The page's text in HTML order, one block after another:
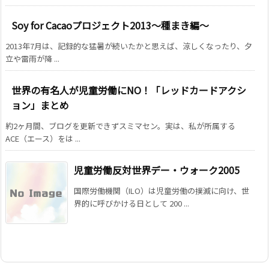
Soy for Cacaoプロジェクト2013～種まき編～
2013年7月は、記録的な猛暑が続いたかと思えば、涼しくなったり、夕
立や雷雨が降 ...
世界の有名人が児童労働にNO！「レッドカードアクシ
ョン」まとめ
約2ヶ月間、ブログを更新できずスミマセン。実は、私が所属する
ACE（エース）をは ...
児童労働反対世界デー・ウォーク2005
国際労働機関（ILO）は児童労働の撲滅に向け、世
界的に呼びかける日として 200 ...